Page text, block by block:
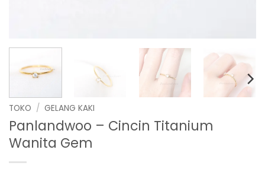
TOKO / GELANG KAKI
Panlandwoo – Cincin Titanium
Wanita Gem